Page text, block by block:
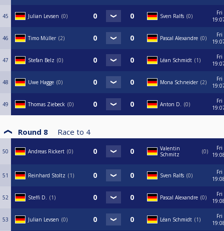
45 Julian Levsen 0 Sven Ralfs 0
Fri
46 Timo Müller 2 Pascal Alexandre 0
Fri
47 Stefan Belz 0 Léan Schmidt 1
Fri
48 Uwe Hagge 0 Mona Schneider 2
Fri
49 Thomas Ziebeck 0 Anton D. 0
Fri
Round 8 Race to 4
50 Andreas Rickert 0
Valentin
Schmitz
0
Fri
51 Reinhard Stoltz 1 Sven Ralfs 0
Fri
52 Steffi D. 1 Pascal Alexandre 0
Fri
53 Julian Levsen 0 Léan Schmidt 1
Fri